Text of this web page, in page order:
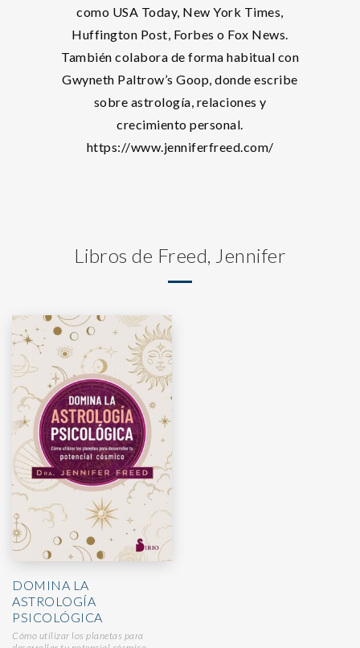
como USA Today, New York Times,
Huffington Post, Forbes o Fox News.
También colabora de forma habitual con
Gwyneth Paltrow’s Goop, donde escribe
sobre astrología, relaciones y
crecimiento personal.
https://www.jenniferfreed.com/
Libros de Freed, Jennifer
DOMINA LA
ASTROLOGÍA
PSICOLÓGICA
Cómo utilizar los planetas para